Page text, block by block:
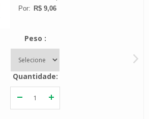
R$ 9,06
Peso
Quantidade